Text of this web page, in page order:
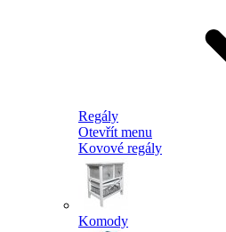
Regály
Otevřít menu
Kovové regály
Komody